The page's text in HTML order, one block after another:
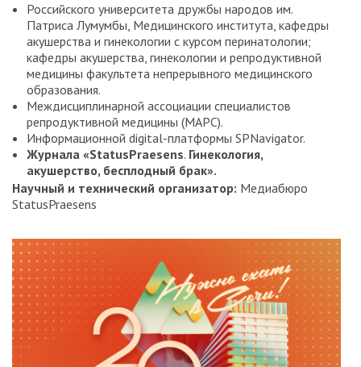
Российского университета дружбы народов им.
Патриса Лумумбы, Медицинского института, кафедры
акушерства и гинекологии с курсом перинатологии;
кафедры акушерства, гинекологии и репродуктивной
медицины факультета непрерывного медицинского
образования.
Междисциплинарной ассоциации специалистов
репродуктивной медицины (МАРС).
Информационной digital-платформы SPNavigator.
Журнала «StatusPraesens. Гинекология,
акушерство, бесплодный брак».
Научный и технический организатор: Медиабюро
StatusPraesens